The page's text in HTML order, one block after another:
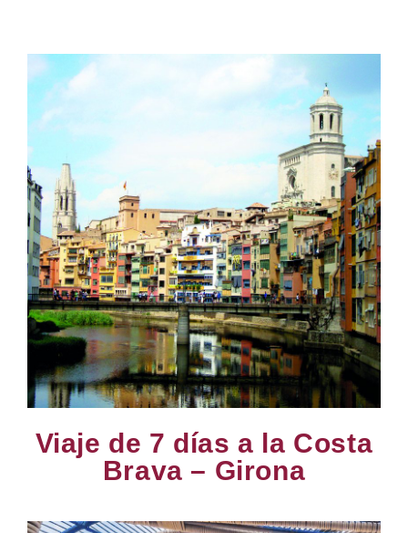
Viaje de 7 días a la Costa
Brava – Girona